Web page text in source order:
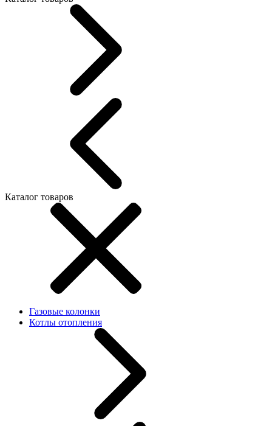
Каталог товаров
Газовые колонки
Котлы отопления